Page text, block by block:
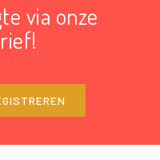
via onze